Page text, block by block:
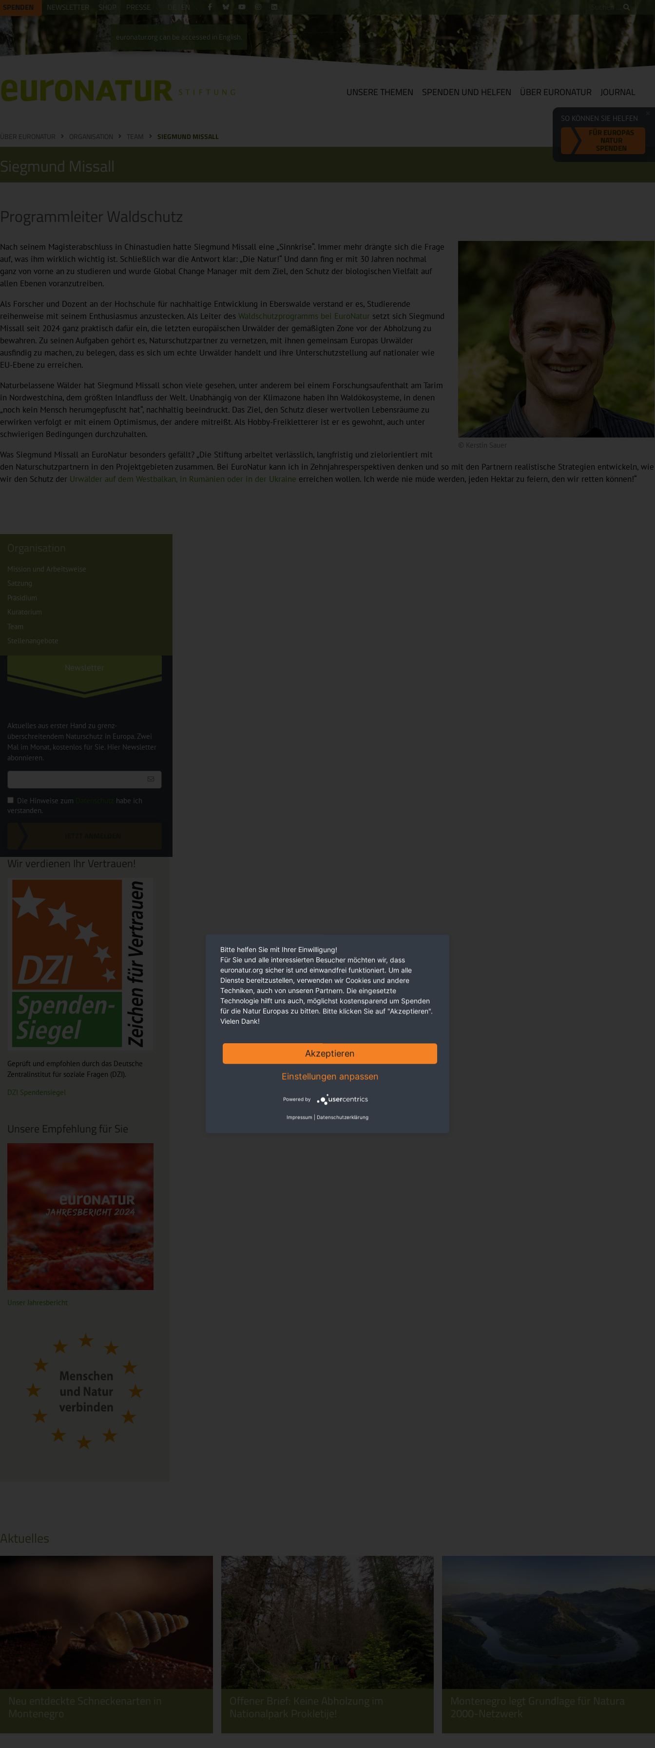
SPENDEN NEWSLETTER SHOP PRESSE
euronatur.org can be accessed in English.
EN
UNSERE THEMEN SPENDEN UND HELFEN ÜBER EURONATUR JOURNAL
SO KÖNNEN SIE HELFEN
FÜR EUROPAS
NATUR
SPENDEN
ÜBER EURONATUR ORGANISATION TEAM SIEGMUND MISSALL
Siegmund Missall
Programmleiter Waldschutz
© Kerstin Sauer
Nach seinem Magisterabschluss in Chinastudien hatte Siegmund Missall eine „Sinnkrise“. Immer mehr drängte sich die Frage
auf, was ihm wirklich wichtig ist. Schließlich war die Antwort klar: „Die Natur!“ Und dann fing er mit 30 Jahren nochmal
ganz von vorne an zu studieren und wurde Global Change Manager mit dem Ziel, den Schutz der biologischen Vielfalt auf
allen Ebenen voranzutreiben.
Als Forscher und Dozent an der Hochschule für nachhaltige Entwicklung in Eberswalde verstand er es, Studierende
reihenweise mit seinem Enthusiasmus anzustecken. Als Leiter des Waldschutzprogramms bei EuroNatur setzt sich Siegmund
Missall seit 2024 ganz praktisch dafür ein, die letzten europäischen Urwälder der gemäßigten Zone vor der Abholzung zu
bewahren. Zu seinen Aufgaben gehört es, Naturschutzpartner zu vernetzen, mit ihnen gemeinsam Europas Urwälder
ausfindig zu machen, zu belegen, dass es sich um echte Urwälder handelt und ihre Unterschutzstellung auf nationaler wie
EU-Ebene zu erreichen.
Naturbelassene Wälder hat Siegmund Missall schon viele gesehen, unter anderem bei einem Forschungsaufenthalt am Tarim
in Nordwestchina, dem größten Inlandfluss der Welt. Unabhängig von der Klimazone haben ihn Waldökosysteme, in denen
„noch kein Mensch herumgepfuscht hat“, nachhaltig beeindruckt. Das Ziel, den Schutz dieser wertvollen Lebensräume zu
erwirken verfolgt er mit einem Optimismus, der andere mitreißt. Als Hobby-Freikletterer ist er es gewohnt, auch unter
schwierigen Bedingungen durchzuhalten.
Was Siegmund Missall an EuroNatur besonders gefällt? „Die Stiftung arbeitet verlässlich, langfristig und zielorientiert mit
den Naturschutzpartnern in den Projektgebieten zusammen. Bei EuroNatur kann ich in Zehnjahresperspektiven denken und so mit den Partnern realistische Strategien entwickeln, wie
wir den Schutz der Urwälder auf dem Westbalkan, in Rumänien oder in der Ukraine erreichen wollen. Ich werde nie müde werden, jeden Hektar zu feiern, den wir retten können!“
Organisation
Mission und Arbeitsweise
Satzung
Präsidium
Kuratorium
Team
Stellenangebote
Newsletter
Aktuelles aus erster Hand zu grenz-
überschreitendem Naturschutz in Europa. Zwei
Mal im Monat, kostenlos für Sie. Hier Newsletter
abonnieren.
Die Hinweise zum
habe ich
verstanden.
Wir verdienen Ihr Vertrauen!
Geprüft und empfohlen durch das Deutsche
Zentralinstitut für soziale Fragen (DZI).
DZI Spendensiegel
Unsere Empfehlung für Sie
Unser Jahresbericht
Aktuelles
Neu entdeckte Schneckenarten in
Montenegro
Offener Brief: Keine Abholzung im
Nationalpark Prokletije!
Montenegro legt Grundlage für Natura
2000-Netzwerk
Bitte helfen Sie mit Ihrer Einwilligung!
Für Sie und alle interessierten Besucher möchten wir, dass
euronatur.org sicher ist und einwandfrei funktioniert. Um alle
Dienste bereitzustellen, verwenden wir Cookies und andere
Techniken, auch von unseren Partnern. Die eingesetzte
Technologie hilft uns auch, möglichst kostensparend um Spenden
für die Natur Europas zu bitten. Bitte klicken Sie auf "Akzeptieren".
Vielen Dank!
Akzeptieren
Einstellungen anpassen
Powered by
Impressum Datenschutzerklärung